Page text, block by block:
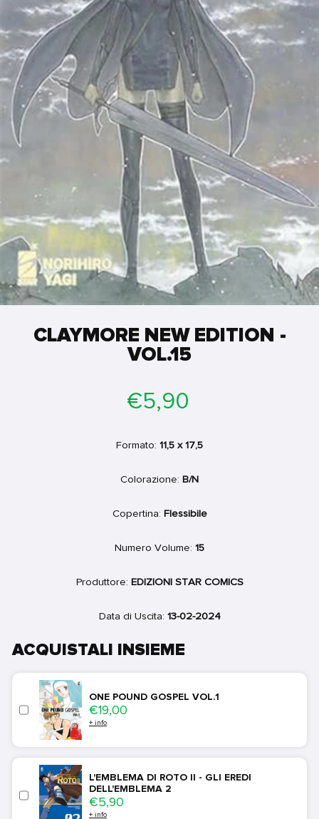
CLAYMORE NEW EDITION -
VOL.15
di
€5,90
Formato: 11,5 x 17,5
Colorazione: B/N
Copertina: Flessibile
Numero Volume: 15
Produttore: EDIZIONI STAR COMICS
Data di Uscita: 13-02-2024
ACQUISTALI INSIEME
ONE POUND GOSPEL VOL.1
Price
€19,00
+ info
L'EMBLEMA DI ROTO II - GLI EREDI
DELL'EMBLEMA 2
Price
€5,90
+ info